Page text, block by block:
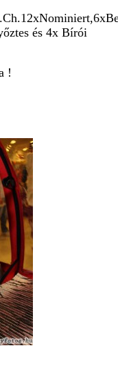
és 4x Bírói
!